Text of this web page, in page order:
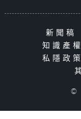
新聞稿
知識產
私隱政
©